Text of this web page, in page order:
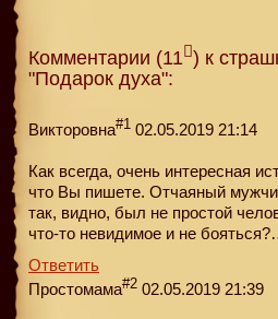
Комментарии (11 ) к
"Подарок духа":
Викторовна#1 02.05.2019 21:14
Как всегда, очень интересная
что Вы пишете. Отчаяный
так, видно, был не простой
что-то невидимое и не
Ответить
Простомама#2 02.05.2019 21:39